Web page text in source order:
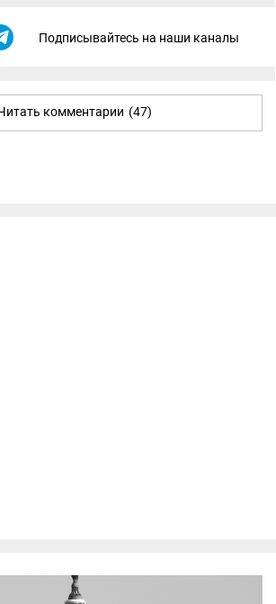
Подписывайтесь на наши каналы
комментарии (47)